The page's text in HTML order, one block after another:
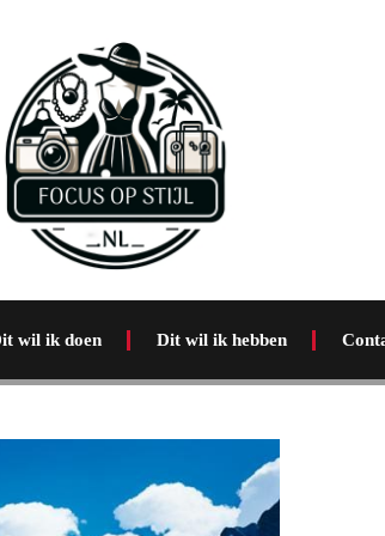
wil ik doen Dit wil ik hebben